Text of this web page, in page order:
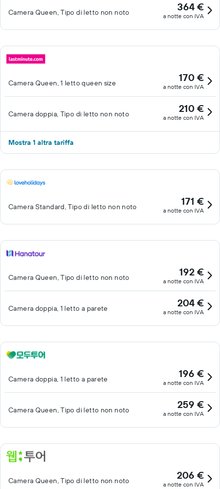
Camera Queen, Tipo di letto non noto 364 €
a notte con IVA
Camera Queen, 1 letto queen size 170 €
a notte con IVA
Camera doppia, Tipo di letto non noto 210 €
a notte con IVA
Mostra 1 altra tariffa
Camera Standard, Tipo di letto non noto 171 €
a notte con IVA
Camera Queen, Tipo di letto non noto 192 €
a notte con IVA
Camera doppia, 1 letto a parete 204 €
a notte con IVA
Camera doppia, 1 letto a parete 196 €
a notte con IVA
Camera Queen, Tipo di letto non noto 259 €
a notte con IVA
Camera Queen, Tipo di letto non noto 206 €
a notte con IVA